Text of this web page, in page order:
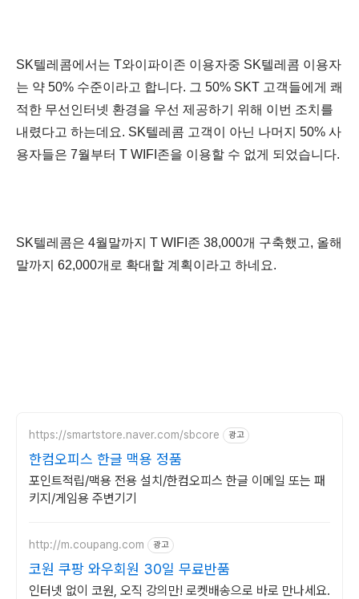
SK텔레콤에서는 T와이파이존 이용자중 SK텔레콤 이용자
는 약 50% 수준이라고 합니다. 그 50% SKT 고객들에게 쾌
적한 무선인터넷 환경을 우선 제공하기 위해 이번 조치를
내렸다고 하는데요. SK텔레콤 고객이 아닌 나머지 50% 사
용자들은 7월부터 T WIFI존을 이용할 수 없게 되었습니다.
SK텔레콤은 4월말까지 T WIFI존 38,000개 구축했고, 올해
말까지 62,000개로 확대할 계획이라고 하네요.
https://smartstore.naver.com/sbcore 광고
한컴오피스 한글 맥용 정품
포인트적립/맥용 전용 설치/한컴오피스 한글 이메일 또는 패
키지/게임용 주변기기
http://m.coupang.com 광고
코원 쿠팡 와우회원 30일 무료반품
인터넷 없이 코원, 오직 강의만! 로켓배송으로 바로 만나세요.